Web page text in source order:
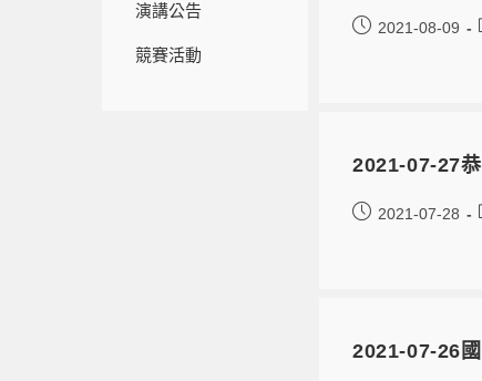
演講公告
競賽活動
2021-08-09
2021-07-27
2021-07-28
2021-07-26